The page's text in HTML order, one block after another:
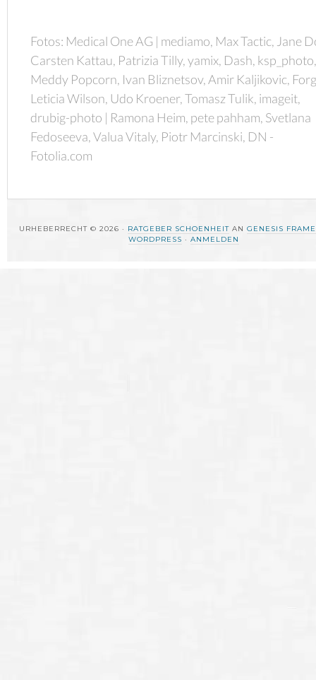
Fotos: Medical One AG | mediamo, Max Tactic, Jane
Carsten Kattau, Patrizia Tilly, yamix, Dash, ksp_photo,
Meddy Popcorn, Ivan Bliznetsov, Amir Kaljikovic,
Leticia Wilson, Udo Kroener, Tomasz Tulik, imageit,
drubig-photo | Ramona Heim, pete pahham, Svetlana
Fedoseeva, Valua Vitaly, Piotr Marcinski, DN -
Fotolia.com
URHEBERRECHT © 2026 · RATGEBER SCHOENHEIT AN GENESIS
WORDPRESS · ANMELDEN